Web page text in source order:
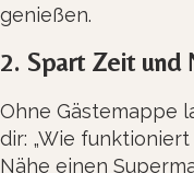
genießen.
2. Spart Zeit und
Ohne Gästemappe
dir: „Wie funktioniert
Nähe einen